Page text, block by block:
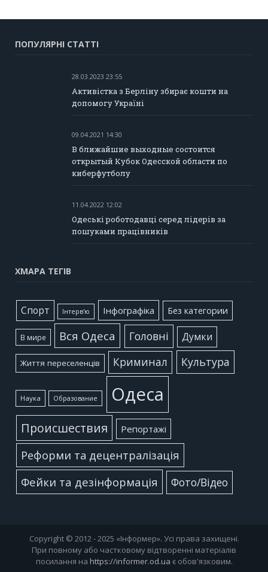
ПОПУЛЯРНІ СТАТТІ
28.03.2023 23:55
Активістка з Берліну збирає кошти на
допомогу Україні
09.04.2021 14:30
В ближайшие выходные состоится
открытый Кубок Одесской области по
киберфутболу
11.04.2022 12:02
Одеські роботодавці серед лідерів за
пошуками працівників
ХМАРА ТЕГІВ
Cпорт Інтерв'ю Інфографіка Без категории
В мире Вся Одеса Головні Думки
Життя переселенців Криминал Культура
Наука Образование Одеса
Происшествия Репортажі
Реформи та децентралізація
Фейки та дезінформація
Фото/Відео
Copyright © 2012 - 2025 «Інформер». Усі права захищені.
При повному або частковому відтворенні матеріалів
посилання на https://informer.od.ua є обов'язковим.